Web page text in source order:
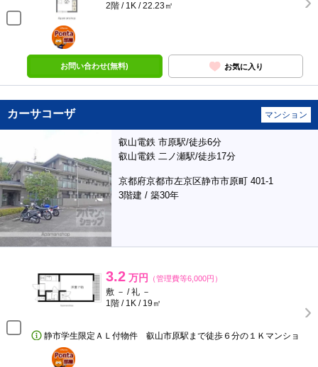
2階 / 1K / 22.23㎡
ポンタ
部屋
お問い合わせ(無料) お気に入り
カーサコーザ マンション
叡山電鉄 市原駅/徒歩6分
叡山電鉄 二ノ瀬駅/徒歩17分
京都府京都市左京区静市市原町 401-1
3階建 / 築30年
3.2 万円 （管理費等6,000円）
敷 － / 礼 －
1階 / 1K / 19㎡
静市学生限定ＡＬ付物件 叡山市原駅まで徒歩６分の１Ｋマンショ
ポンタ
部屋